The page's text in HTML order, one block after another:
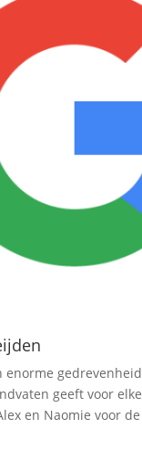
enorme
geeft voor
en Naomie voor